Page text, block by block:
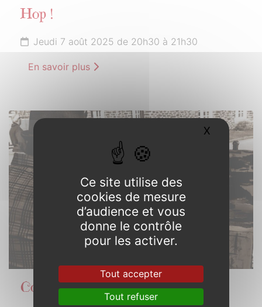
Hop !
Jeudi 7 août 2025 de 20h30 à 21h30
En savoir plus
Couleurs de Bretagne
Ce site utilise des
cookies de mesure
d’audience et vous
donne le contrôle
pour les activer.
Tout accepter
Tout refuser
X Masquer